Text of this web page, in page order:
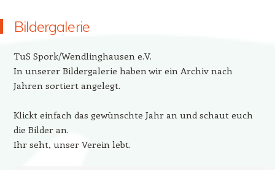
Bildergalerie
TuS Spork/Wendlinghausen e.V.
In unserer Bildergalerie haben wir ein Archiv nach
Jahren sortiert angelegt.
Klickt einfach das gewünschte Jahr an und schaut euch
die Bilder an.
Ihr seht, unser Verein lebt.